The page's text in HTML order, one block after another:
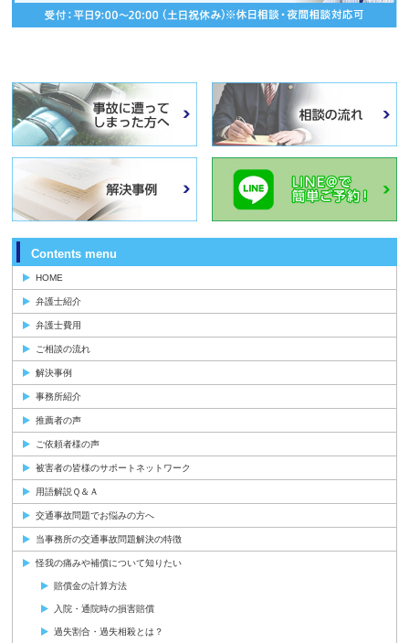
Contents menu
HOME
弁護士紹介
弁護士費用
ご相談の流れ
解決事例
事務所紹介
推薦者の声
ご依頼者様の声
被害者の皆様のサポートネットワーク
用語解説Ｑ＆Ａ
交通事故問題でお悩みの方へ
当事務所の交通事故問題解決の特徴
怪我の痛みや補償について知りたい
賠償金の計算方法
入院・通院時の損害賠償
過失割合・過失相殺とは？